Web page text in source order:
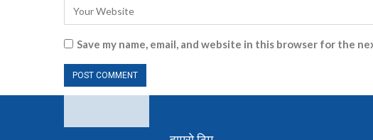
Save my name, email, and website in this browser for the